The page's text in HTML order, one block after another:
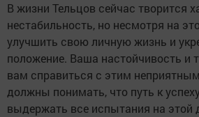
В жизни Тельцов сейчас творится
нестабильность, но несмотря на
улучшить свою личную жизнь и
положение. Ваша настойчивость и
вам справиться с этим
должны понимать, что путь к
выдержать все испытания на этой